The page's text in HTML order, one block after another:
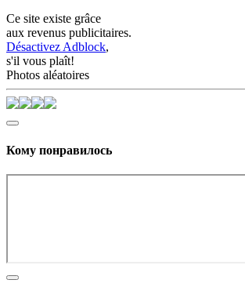
Ce site existe grâce
aux revenus publicitaires.
Désactivez Adblock,
s'il vous plaît!
Photos aléatoires
Кому понравилось